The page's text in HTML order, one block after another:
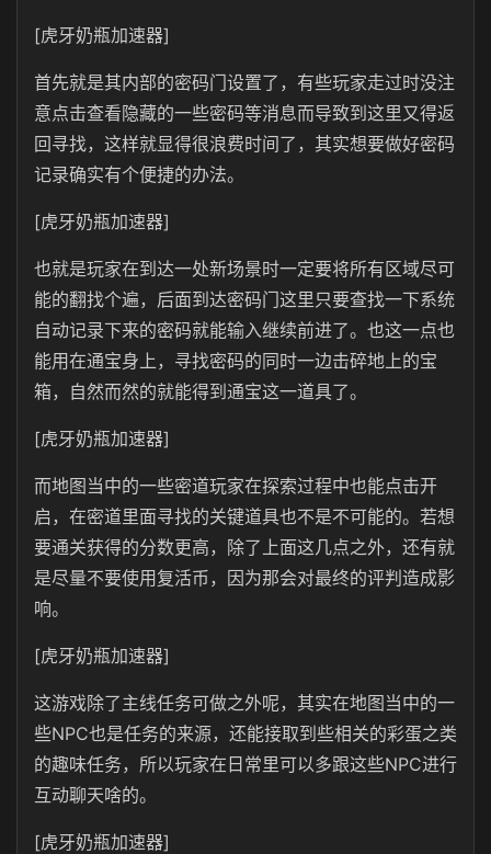
[虎牙奶瓶加速器]
首先就是其内部的密码门设置了，有些玩家走过时没注
意点击查看隐藏的一些密码等消息而导致到这里又得返
回寻找，这样就显得很浪费时间了，其实想要做好密码
记录确实有个便捷的办法。
[虎牙奶瓶加速器]
也就是玩家在到达一处新场景时一定要将所有区域尽可
能的翻找个遍，后面到达密码门这里只要查找一下系统
自动记录下来的密码就能输入继续前进了。也这一点也
能用在通宝身上，寻找密码的同时一边击碎地上的宝
箱，自然而然的就能得到通宝这一道具了。
[虎牙奶瓶加速器]
而地图当中的一些密道玩家在探索过程中也能点击开
启，在密道里面寻找的关键道具也不是不可能的。若想
要通关获得的分数更高，除了上面这几点之外，还有就
是尽量不要使用复活币，因为那会对最终的评判造成影
响。
[虎牙奶瓶加速器]
这游戏除了主线任务可做之外呢，其实在地图当中的一
些NPC也是任务的来源，还能接取到些相关的彩蛋之类
的趣味任务，所以玩家在日常里可以多跟这些NPC进行
互动聊天啥的。
[虎牙奶瓶加速器]